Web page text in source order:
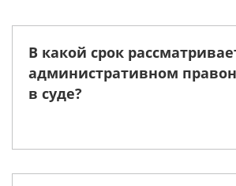
В какой срок
административном
в суде?